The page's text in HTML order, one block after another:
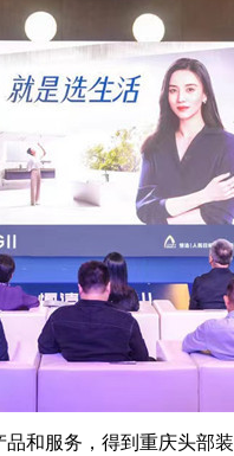
服务，得到重庆头部装